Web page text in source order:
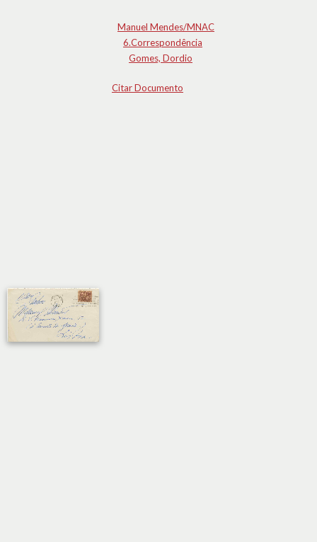
Manuel Mendes/MNAC
6.Correspondência
Gomes, Dordio
Citar Documento